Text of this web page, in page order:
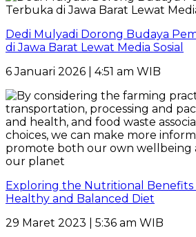
Dedi Mulyadi Dorong Budaya
di Jawa Barat Lewat Media Sosial
6 Januari 2026 | 4:51 am WIB
Exploring the Nutritional Benefits
Healthy and Balanced Diet
29 Maret 2023 | 5:36 am WIB